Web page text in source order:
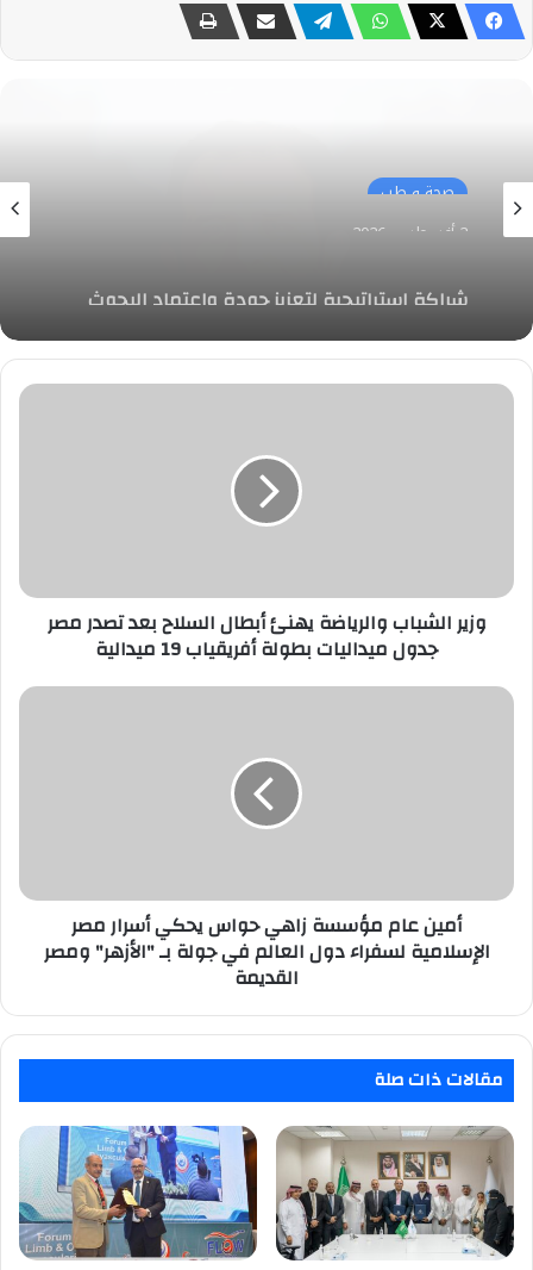
صحة و طب
أفريقيا
وزير
مصر
جدول
ميداليات
أفريقياب
وزير الشباب والرياضة يهنئ أبطال السلاح بعد تصدر مصر
جدول ميداليات بطولة أفريقياب 19 ميدالية
أمين
الإسلامية
دول
العالم
جولة
"الأزهر"
ومصر
القديمة
أمين عام مؤسسة زاهي حواس يحكي أسرار مصر
الإسلامية لسفراء دول العالم في جولة بـ "الأزهر" ومصر
القديمة
مقالات ذات صلة